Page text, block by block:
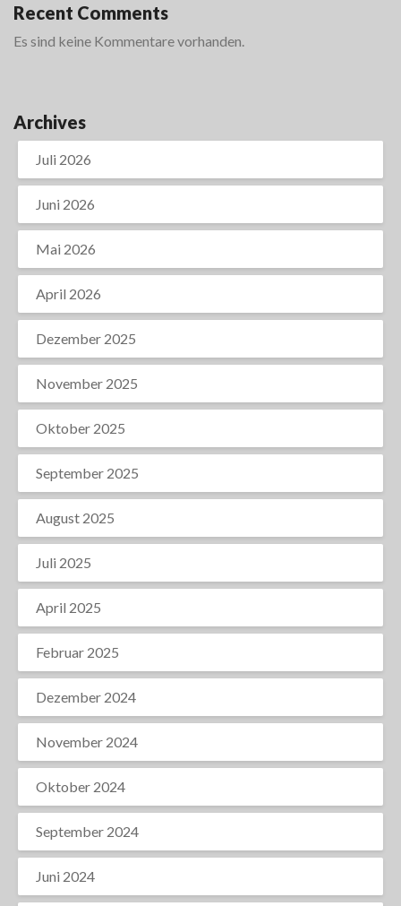
Recent Comments
Es sind keine Kommentare vorhanden.
Archives
Juli 2026
Juni 2026
Mai 2026
April 2026
Dezember 2025
November 2025
Oktober 2025
September 2025
August 2025
Juli 2025
April 2025
Februar 2025
Dezember 2024
November 2024
Oktober 2024
September 2024
Juni 2024